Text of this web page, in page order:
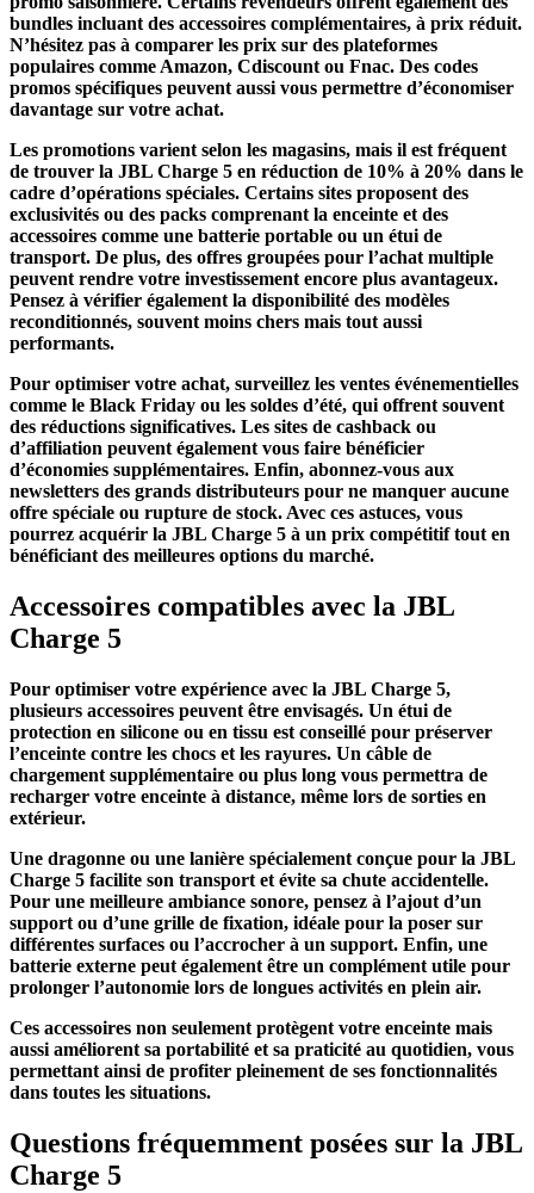
bundles incluant des accessoires complémentaires, à prix réduit.
N’hésitez pas à comparer les prix sur des plateformes
populaires comme Amazon, Cdiscount ou Fnac. Des codes
promos spécifiques peuvent aussi vous permettre d’économiser
davantage sur votre achat.
Les promotions varient selon les magasins, mais il est fréquent
de trouver la JBL Charge 5 en réduction de 10% à 20% dans le
cadre d’opérations spéciales. Certains sites proposent des
exclusivités ou des packs comprenant la enceinte et des
accessoires comme une batterie portable ou un étui de
transport. De plus, des offres groupées pour l’achat multiple
peuvent rendre votre investissement encore plus avantageux.
Pensez à vérifier également la disponibilité des modèles
reconditionnés, souvent moins chers mais tout aussi
performants.
Pour optimiser votre achat, surveillez les ventes événementielles
comme le Black Friday ou les soldes d’été, qui offrent souvent
des réductions significatives. Les sites de cashback ou
d’affiliation peuvent également vous faire bénéficier
d’économies supplémentaires. Enfin, abonnez-vous aux
newsletters des grands distributeurs pour ne manquer aucune
offre spéciale ou rupture de stock. Avec ces astuces, vous
pourrez acquérir la JBL Charge 5 à un prix compétitif tout en
bénéficiant des meilleures options du marché.
Accessoires compatibles avec la JBL
Charge 5
Pour optimiser votre expérience avec la JBL Charge 5,
plusieurs accessoires peuvent être envisagés. Un étui de
protection en silicone ou en tissu est conseillé pour préserver
l’enceinte contre les chocs et les rayures. Un câble de
chargement supplémentaire ou plus long vous permettra de
recharger votre enceinte à distance, même lors de sorties en
extérieur.
Une dragonne ou une lanière spécialement conçue pour la JBL
Charge 5 facilite son transport et évite sa chute accidentelle.
Pour une meilleure ambiance sonore, pensez à l’ajout d’un
support ou d’une grille de fixation, idéale pour la poser sur
différentes surfaces ou l’accrocher à un support. Enfin, une
batterie externe peut également être un complément utile pour
prolonger l’autonomie lors de longues activités en plein air.
Ces accessoires non seulement protègent votre enceinte mais
aussi améliorent sa portabilité et sa praticité au quotidien, vous
permettant ainsi de profiter pleinement de ses fonctionnalités
dans toutes les situations.
Questions fréquemment posées sur la JBL
Charge 5